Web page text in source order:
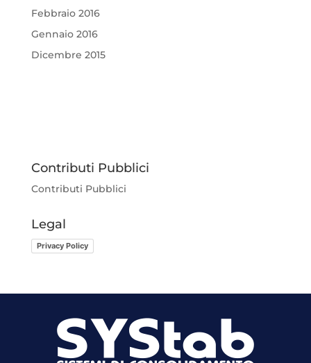
Febbraio 2016
Gennaio 2016
Dicembre 2015
Contributi Pubblici
Contributi Pubblici
Legal
Privacy Policy